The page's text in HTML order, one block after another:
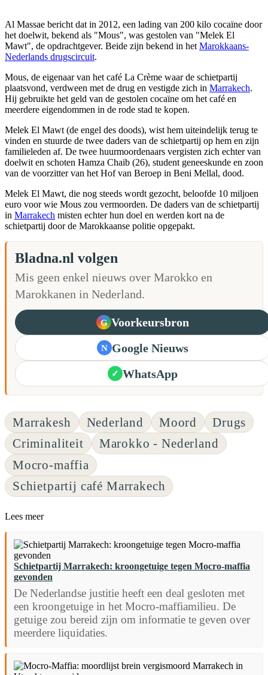
Al Massae bericht dat in 2012, een lading van 200 kilo cocaïne door
het doelwit, bekend als "Mous", was gestolen van "Melek El
Mawt", de opdrachtgever. Beide zijn bekend in het Marokkaans-
Nederlands drugscircuit.
Mous, de eigenaar van het café La Crème waar de schietpartij
plaatsvond, verdween met de drug en vestigde zich in Marrakech.
Hij gebruikte het geld van de gestolen cocaïne om het café en
meerdere eigendommen in de rode stad te kopen.
Melek El Mawt (de engel des doods), wist hem uiteindelijk terug te
vinden en stuurde de twee daders van de schietpartij op hem en zijn
familieleden af. De twee huurmoordenaars vergisten zich echter van
doelwit en schoten Hamza Chaib (26), student geneeskunde en zoon
van de voorzitter van het Hof van Beroep in Beni Mellal, dood.
Melek El Mawt, die nog steeds wordt gezocht, beloofde 10 miljoen
euro voor wie Mous zou vermoorden. De daders van de schietpartij
in Marrakech misten echter hun doel en werden kort na de
schietpartij door de Marokkaanse politie opgepakt.
Bladna.nl volgen
Mis geen enkel nieuws over Marokko en
Marokkanen in Nederland.
G Voorkeursbron
N Google Nieuws
✓ WhatsApp
Marrakesh Nederland Moord
Drugs
Criminaliteit
Marokko - Nederland
Mocro-maffia
Schietpartij café Marrakech
Lees meer
Schietpartij Marrakech: kroongetuige tegen Mocro-maffia
gevonden
De Nederlandse justitie heeft een deal gesloten met
een kroongetuige in het Mocro-maffiamilieu. De
getuige zou bereid zijn om informatie te geven over
meerdere liquidaties.